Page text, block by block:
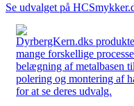
Se udvalget på
DyrbergKern.dks
mange forskellige
belægning af metalbasen
polering og montering af
for at se deres udvalg.